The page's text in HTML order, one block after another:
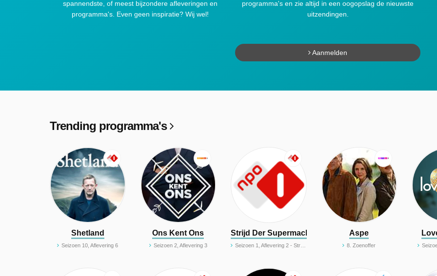
spannendste, of meest bijzondere afleveringen en
programma's. Even geen inspiratie? Wij wel!
programma's en zie altijd in een oogopslag de nieuwste
uitzendingen.
Aanmelden
Trending programma's
Shetland
Seizoen 10, Aflevering 6
Ons Kent Ons
Seizoen 2, Aflevering 3
Strijd Der Supermachten
Seizoen 1, Aflevering 2 - Strijd der supermachten: Amerika vs China
Aspe
8. Zoenoffer